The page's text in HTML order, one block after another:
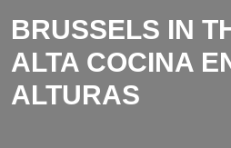
BRUSSELS IN
ALTA COCINA
ALTURAS